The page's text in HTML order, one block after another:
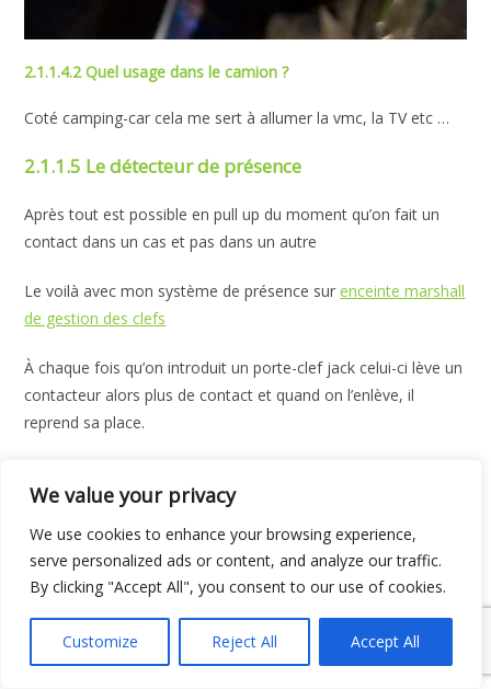
We value your privacy
We use cookies to enhance your browsing experience,
serve personalized ads or content, and analyze our traffic.
By clicking "Accept All", you consent to our use of cookies.
Customize Reject All Accept All
2.1.1.4.2 Quel usage dans le camion ?
Coté camping-car cela me sert à allumer la vmc, la TV etc …
2.1.1.5 Le détecteur de présence
Après tout est possible en pull up du moment qu’on fait un
contact dans un cas et pas dans un autre
Le voilà avec mon système de présence surenceinte marshall
de gestion des clefs
À chaque fois qu’on introduit un porte-clef jack celui-ci lève un
contacteur alors plus de contact et quand on l’enlève, il
reprend sa place.
contacteur et de relié un côté au GND et l’autre a un GPIO et
voila